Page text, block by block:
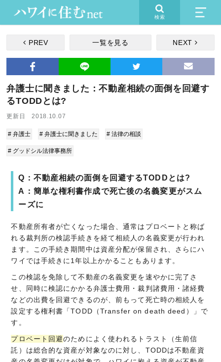
検索
PREV 一覧を見る NEXT
弁護士に聞きました：不動産相続の面倒を回避す
るTODDとは?
更新日 2018.10.07
# 弁護士 # 弁護士に聞きました # 法律の相談
# グッドシル法律事務所
Q：不動産相続の面倒を回避するTODDとは?
A：簡単な権利書作成で死亡後の名義変更がスム
ーズに
不動産所有者が亡くなった場合、通常はプロベートと称ば
れる裁判所の検認手続きを経て相続人の名義変更が行われ
ます。この手続き期間中は資産分配が保留され、さらにハ
ワイでは手続きに1年以上かかることもあります。
この検認を免除して不動産の名義変更を速やかに完了さ
せ、同時に検認にかかる弁護士費用・裁判諸費用・諸経費
などの出費を回避できるのが、前もって死亡時の相続人を
設定する権利書「TODD（Transfer on death deed）」で
す。
プロベート回避のためによく使われるトラスト（生前信
託）は総合的な資産が対象なのに対し、TODDは不動産資